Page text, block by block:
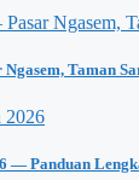
Taman
— Panduan